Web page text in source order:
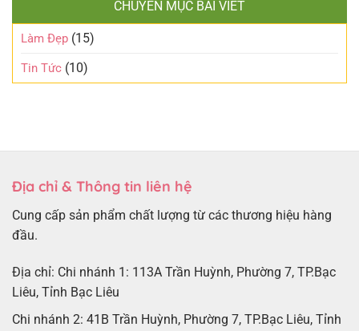
CHUYÊN MỤC BÀI VIẾT
Làm Đẹp (15)
Tin Tức (10)
Địa chỉ & Thông tin liên hệ
Cung cấp sản phẩm chất lượng từ các thương hiệu hàng
đầu.
Địa chỉ: Chi nhánh 1: 113A Trần Huỳnh, Phường 7, TP.Bạc
Liêu, Tỉnh Bạc Liêu
Chi nhánh 2: 41B Trần Huỳnh, Phường 7, TP.Bạc Liêu, Tỉnh